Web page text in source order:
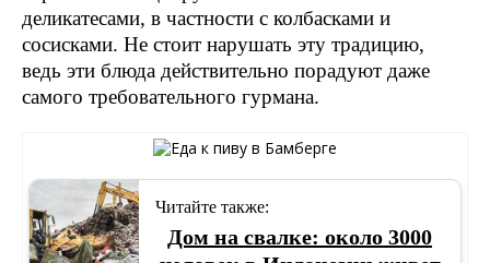
деликатесами, в частности с колбасками и
сосисками. Не стоит нарушать эту традицию,
ведь эти блюда действительно порадуют даже
самого требовательного гурмана.
Читайте также:
Дом на свалке: около 3000